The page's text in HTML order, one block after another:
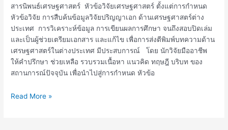
สารนิพนธ์เศรษฐศาสตร์ หัวข้อวิจัยเศรษฐศาสตร์ ตั้งแต่การกำหนด
หัวข้อวิจัย การสืบค้นข้อมูลวิจัยปริญญาเอก ด้านเศรษฐศาสตร์ต่าง
ประเทศ การวิเคราะห์ข้อมูล การเขียนผลการศึกษา จนถึงสอบปิดเล่ม
และเป็นผู้ช่วยเตรียมเอกสาร และแก้ไข เพื่อการส่งตีพิมพ์บทความด้าน
เศรษฐศาสตร์ในต่างประเทศ มีประสบการณ์ โดย นักวิจัยมืออาชีพ
ให้คำปรึกษา ช่วยเหลือ รวบรวมเนื้อหา แนวคิด ทฤษฎี บริบท ของ
สถานการณ์ปัจจุบัน เพื่อนำไปสู่การกำหนด หัวข้อ
Read More »